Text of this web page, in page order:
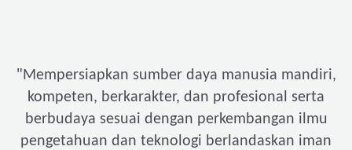
"Mempersiapkan sumber daya manusia mandiri,
kompeten, berkarakter, dan profesional serta
berbudaya sesuai dengan perkembangan ilmu
pengetahuan dan teknologi berlandaskan iman